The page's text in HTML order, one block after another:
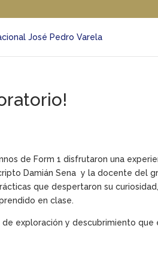
de Form 1 disfrutaron una
Damián Sena y la docente del
que despertaron su
en clase.
de exploración y descubrimiento que